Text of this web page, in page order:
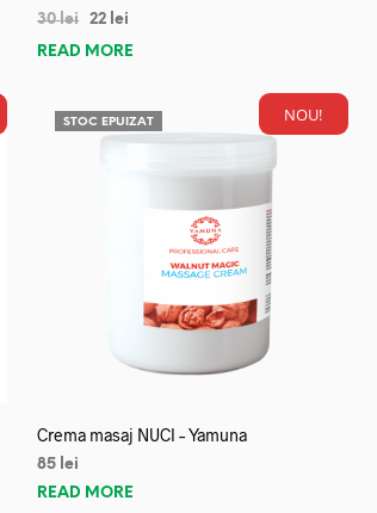
30lei 22 lei
READ MORE
NOU!
STOC EPUIZAT
Crema masaj NUCI – Yamuna
85 lei
READ MORE